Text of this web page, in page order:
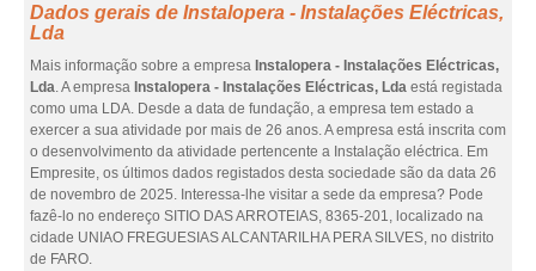
Dados gerais de Instalopera - Instalações Eléctricas,
Lda
Mais informação sobre a empresa Instalopera - Instalações Eléctricas,
Lda. A empresa Instalopera - Instalações Eléctricas, Lda está registada
como uma LDA. Desde a data de fundação, a empresa tem estado a
exercer a sua atividade por mais de 26 anos. A empresa está inscrita com
o desenvolvimento da atividade pertencente a Instalação eléctrica. Em
Empresite, os últimos dados registados desta sociedade são da data 26
de novembro de 2025. Interessa-lhe visitar a sede da empresa? Pode
fazê-lo no endereço SITIO DAS ARROTEIAS, 8365-201, localizado na
cidade UNIAO FREGUESIAS ALCANTARILHA PERA SILVES, no distrito
de FARO.